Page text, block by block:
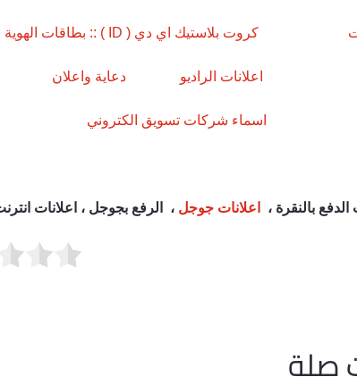
كروت بلاستيك اي دي ( ID ) :: بطاقات الهوية
اعلانات الراديو دعاية واعلان
اسماء شركات تسويق الكتروني
الدفع بالنقرة ، اعلانات جوجل ، الرفع بجوجل ، اعلانات
صلة